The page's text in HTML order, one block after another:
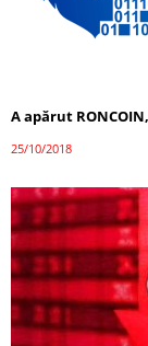
A apărut
25/10/2018